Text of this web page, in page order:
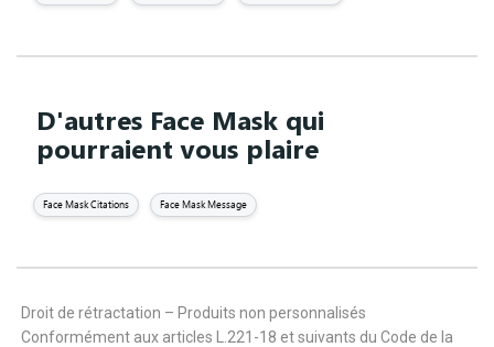
D'autres Face Mask qui
pourraient vous plaire
Face Mask Citations Face Mask Message
Droit de rétractation – Produits non personnalisés
Conformément aux articles L.221-18 et suivants du Code de la